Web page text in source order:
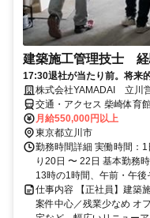
建築施工管理技士 経
17:30退社が当たり前。将来
株式会社YAMADAI 立川
交通・アクセス 柴崎体育
月給550,000円以上
東京都立川市
勤務時間詳細 実働時間：
り20日 〜 22日 基本勤務
13時の1時間、午前・午後
仕事内容 【正社員】建築
案件中心／残業少なめ オ